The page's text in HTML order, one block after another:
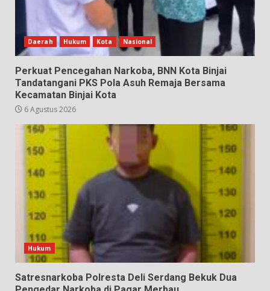
Daerah Hukum Kota Nasional
Perkuat Pencegahan Narkoba, BNN Kota Binjai
Tandatangani PKS Pola Asuh Remaja Bersama
Kecamatan Binjai Kota
6 Agustus 2026
Hukum
Satresnarkoba Polresta Deli Serdang Bekuk Dua